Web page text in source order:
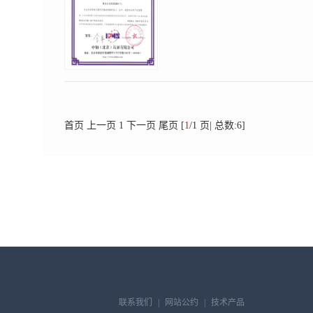
首页 上一页 1 下一页 尾页 [1/1 页| 总数:6]
联系我们 网站公约 技术产品